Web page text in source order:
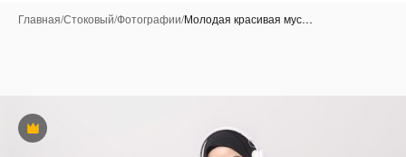
Главная/Стоковый/Фотографии/Молодая красивая мус…
Премиум